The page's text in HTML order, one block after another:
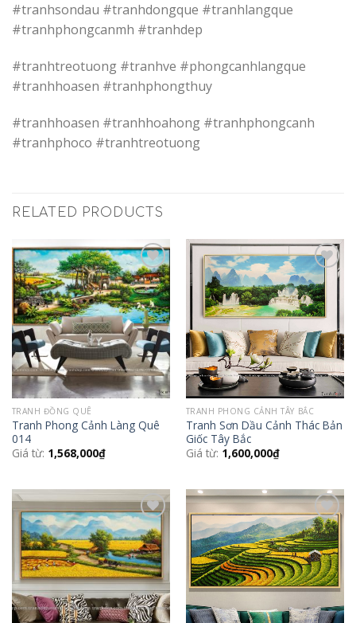
#tranhsondau #tranhdongque #tranhlangque
#tranhphongcanmh #tranhdep
#tranhtreotuong #tranhve #phongcanhlangque
#tranhhoasen #tranhphongthuy
#tranhhoasen #tranhhoahong #tranhphongcanh
#tranhphoco #tranhtreotuong
RELATED PRODUCTS
Add to
Wishlist
TRANH ĐỒNG QUÊ
Tranh Phong Cảnh Làng Quê
014
Giá từ: 1,568,000₫
Add to
Wishlist
TRANH PHONG CẢNH TÂY BẮC
Tranh Sơn Dầu Cảnh Thác Bản
Giốc Tây Bắc
Giá từ: 1,600,000₫
Add to
Wishlist
Add to
Wishlist